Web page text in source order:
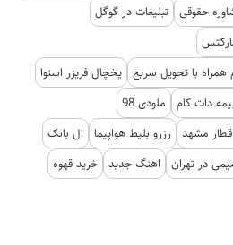
حقوقی تبلیغات در گوگل
همراه با تحویل سریع یخچال فریزر اسنوا
دات کام
ملودی 98
مشهد رزرو بلیط هواپیما
ال بانک
در تهران اهنگ جدید خرید قهوه